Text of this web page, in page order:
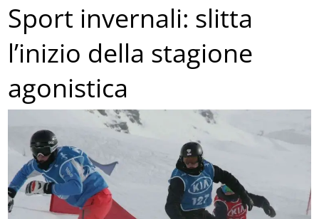
Sport invernali: slitta
l’inizio della stagione
agonistica